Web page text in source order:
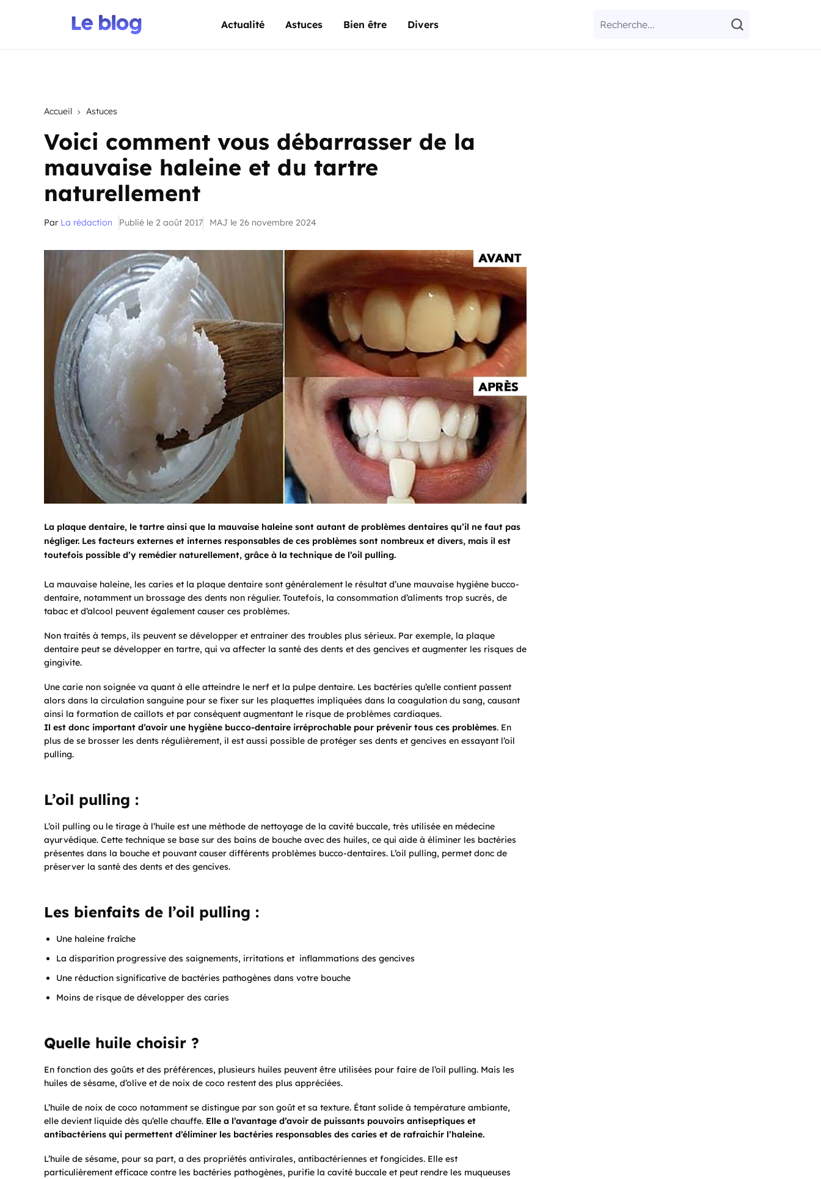
Actualité Astuces Bien être Divers
Accueil Astuces
Voici comment vous débarrasser de la
mauvaise haleine et du tartre
naturellement
Par La rédaction Publié le 2 août 2017 MAJ le 26 novembre 2024
La plaque dentaire, le tartre ainsi que la mauvaise haleine sont autant de problèmes dentaires qu’il ne faut pas
négliger. Les facteurs externes et internes responsables de ces problèmes sont nombreux et divers, mais il est
toutefois possible d’y remédier naturellement, grâce à la technique de l’oil pulling.
La mauvaise haleine, les caries et la plaque dentaire sont généralement le résultat d’une mauvaise hygiène bucco-
dentaire, notamment un brossage des dents non régulier. Toutefois, la consommation d’aliments trop sucrés, de
tabac et d’alcool peuvent également causer ces problèmes.
Non traités à temps, ils peuvent se développer et entrainer des troubles plus sérieux. Par exemple, la plaque
dentaire peut se développer en tartre, qui va affecter la santé des dents et des gencives et augmenter les risques de
gingivite.
Une carie non soignée va quant à elle atteindre le nerf et la pulpe dentaire. Les bactéries qu’elle contient passent
alors dans la circulation sanguine pour se fixer sur les plaquettes impliquées dans la coagulation du sang, causant
ainsi la formation de caillots et par conséquent augmentant le risque de problèmes cardiaques.
Il est donc important d’avoir une hygiène bucco-dentaire irréprochable pour prévenir tous ces problèmes. En
plus de se brosser les dents régulièrement, il est aussi possible de protéger ses dents et gencives en essayant l’oil
pulling.
L’oil pulling :
L’oil pulling ou le tirage à l’huile est une méthode de nettoyage de la cavité buccale, très utilisée en médecine
ayurvédique. Cette technique se base sur des bains de bouche avec des huiles, ce qui aide à éliminer les bactéries
présentes dans la bouche et pouvant causer différents problèmes bucco-dentaires. L’oil pulling, permet donc de
préserver la santé des dents et des gencives.
Les bienfaits de l’oil pulling :
Une haleine fraîche
La disparition progressive des saignements, irritations et inflammations des gencives
Une réduction significative de bactéries pathogènes dans votre bouche
Moins de risque de développer des caries
Quelle huile choisir ?
En fonction des goûts et des préférences, plusieurs huiles peuvent être utilisées pour faire de l’oil pulling. Mais les
huiles de sésame, d’olive et de noix de coco restent des plus appréciées.
L’huile de noix de coco notamment se distingue par son goût et sa texture. Étant solide à température ambiante,
elle devient liquide dès qu’elle chauffe. Elle a l’avantage d’avoir de puissants pouvoirs antiseptiques et
antibactériens qui permettent d’éliminer les bactéries responsables des caries et de rafraichir l’haleine.
L’huile de sésame, pour sa part, a des propriétés antivirales, antibactériennes et fongicides. Elle est
particulièrement efficace contre les bactéries pathogènes, purifie la cavité buccale et peut rendre les muqueuses